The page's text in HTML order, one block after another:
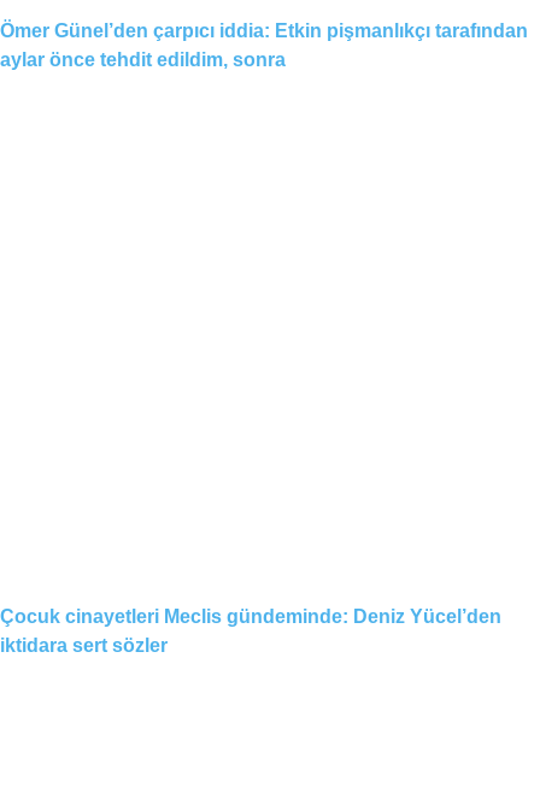
Ömer Günel’den çarpıcı iddia: Etkin pişmanlıkçı tarafından
aylar önce tehdit edildim, sonra
Çocuk cinayetleri Meclis gündeminde: Deniz Yücel’den
iktidara sert sözler